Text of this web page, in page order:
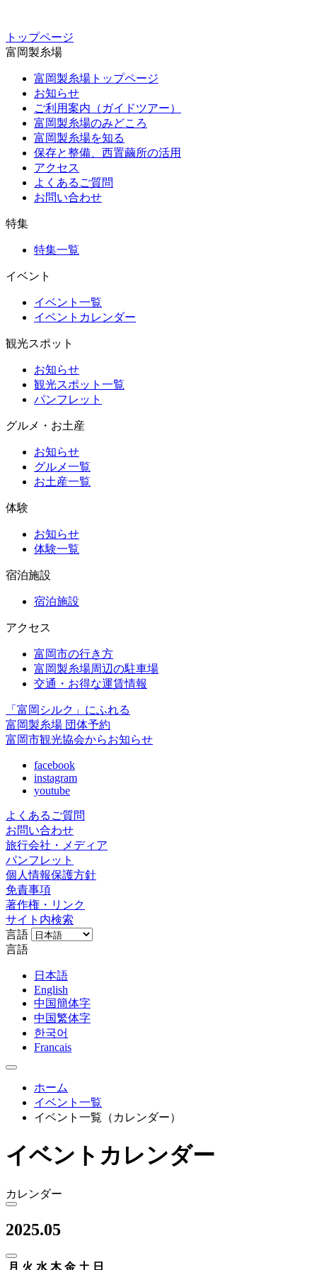
トップページ
富岡製糸場
富岡製糸場トップページ
お知らせ
ご利用案内（ガイドツアー）
富岡製糸場のみどころ
富岡製糸場を知る
保存と整備、西置繭所の活用
アクセス
よくあるご質問
お問い合わせ
特集
特集一覧
イベント
イベント一覧
イベントカレンダー
観光スポット
お知らせ
観光スポット一覧
パンフレット
グルメ・お土産
お知らせ
グルメ一覧
お土産一覧
体験
お知らせ
体験一覧
宿泊施設
宿泊施設
アクセス
富岡市の行き方
富岡製糸場周辺の駐車場
交通・お得な運賃情報
「富岡シルク」にふれる
富岡製糸場 団体予約
富岡市観光協会からお知らせ
facebook
instagram
youtube
よくあるご質問
お問い合わせ
旅行会社・メディア
パンフレット
個人情報保護方針
免責事項
著作権・リンク
サイト内検索
言語
言語
日本語
English
中国簡体字
中国繁体字
한국어
Francais
ホーム
イベント一覧
イベント一覧（カレンダー）
イベントカレンダー
カレンダー
2025.05
月 火 水 木 金 土 日